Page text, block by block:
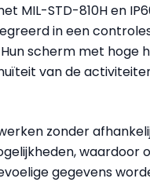
MIL-STD-810H en
in een
scherm met hoge
van de
zonder
waardoor
gegevens